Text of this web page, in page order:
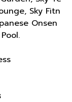
Sky Fitn
Onsen